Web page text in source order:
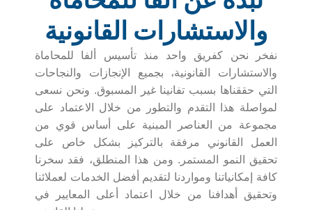
والاستشارات القانونية
نفخر نحن كفريق واحد منذ تأسيس ألفا للمحاماة
والاستشارات القانونية، بجميع الإنجازات والنجاحات
التي حققناها بسبب تفانينا غير المسبوق. ونحن نسعى
لمواصلة هذا التقدم والتطور من خلال الاعتماد على
مجموعة من العناصر المبنية على أساس قوي من
العمل القانوني مرفقة بالتركيز بشكل خاص على
تحقيق النمو المستمر. ومن هذا المنطلق، فقد سخرنا
كافة إمكانياتنا ومواردنا لتقديم أفضل الخدمات لعملائنا
وتحقيق أهدافنا من خلال اعتماد أعلى المعايير في